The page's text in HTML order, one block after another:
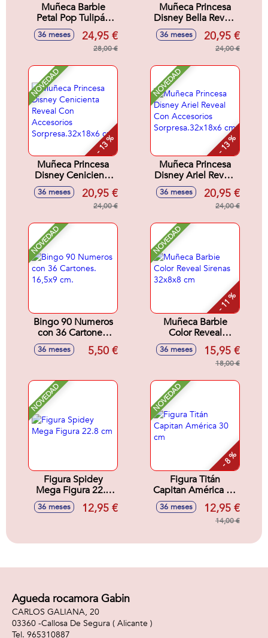
Muñeca Barbie
Petal Pop Tulipán
Rosa 32x12x12 cm
36 meses 24,95 €
28,00 €
Muñeca Princesa
Disney Bella Reveal
Con Accesorios
Sorpresa.32x18x6
36 meses 20,95 €
24,00 €
NOVEDAD
- 13 %
Muñeca Princesa
Disney Cenicienta
Reveal Con
Accesorios
Sorpresa.32x18x6
36 meses 20,95 €
24,00 €
NOVEDAD
- 13 %
Muñeca Princesa
Disney Ariel Reveal
Con Accesorios
Sorpresa.32x18x6
36 meses 20,95 €
24,00 €
NOVEDAD
Bingo 90 Numeros
con 36 Cartones.
16,5x9 cm.
36 meses 5,50 €
NOVEDAD
- 11 %
Muñeca Barbie
Color Reveal
Sirenas 32x8x8 cm
36 meses 15,95 €
18,00 €
NOVEDAD
Figura Spidey
Mega Figura 22.8
cm
36 meses 12,95 €
NOVEDAD
- 8 %
Figura Titán
Capitan América 30
cm
36 meses 12,95 €
14,00 €
Agueda rocamora Gabin
CARLOS GALIANA, 20
03360 -Callosa De Segura ( Alicante )
965310887